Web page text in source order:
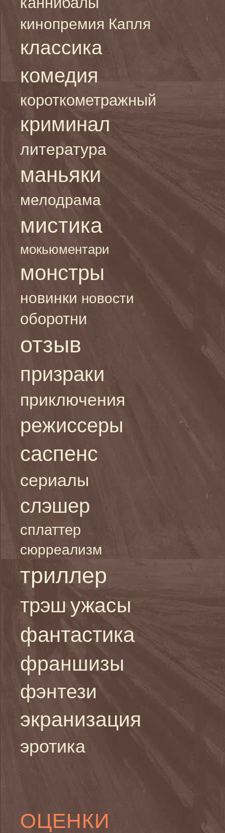
кинопремия Капля
классика
комедия
короткометражный
криминал
литература
маньяки
мелодрама
мистика
мокьюментари
монстры
новинки новости
оборотни
отзыв
призраки
приключения
режиссеры
саспенс
сериалы
слэшер
сплаттер
сюрреализм
триллер
трэшужасы
фантастика
франшизы
фэнтези
экранизация
эротика
ОЦЕНКИ